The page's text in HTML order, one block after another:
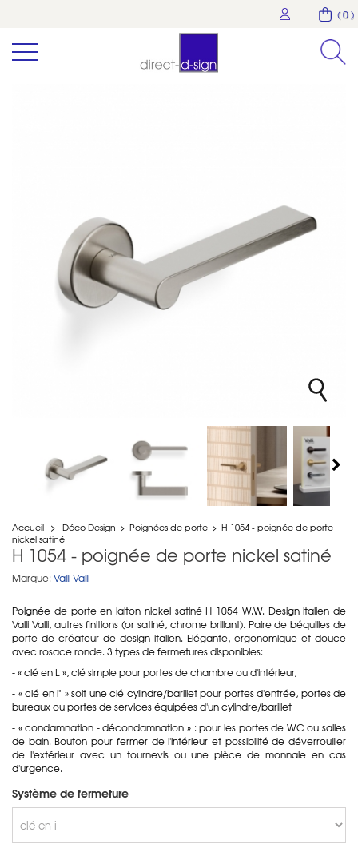
( 0 )
Accueil > Déco Design > Poignées de porte > H 1054 - poignée de porte
nickel satiné
H 1054 - poignée de porte nickel satiné
Marque: Valli Valli
Poignée de porte en laiton nickel satiné H 1054 W.W. Design italien de
Valli Valli, autres finitions (or satiné, chrome brillant). Paire de béquilles de
porte de créateur de design italien. Elégante, ergonomique et douce
avec rosace ronde. 3 types de fermetures disponibles:
- « clé en L », clé simple pour portes de chambre ou d'intérieur,
- « clé en i" » soit une clé cylindre/barillet pour portes d'entrée, portes de
bureaux ou portes de services équipées d'un cylindre/barillet
- « condamnation - décondamnation » : pour les portes de WC ou salles
de bain. Bouton pour fermer de l'intérieur et possibilité de déverrouiller
de l'extérieur avec un tournevis ou une pièce de monnaie en cas
d'urgence.
Système de fermeture